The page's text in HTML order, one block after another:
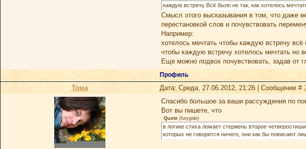
каждую встречу Всё было не так, как хотелось
Смысл этого высказывания в том, что даже
перестановкой слов и почувствовать
Например:
хотелось мечтать чтобы каждую встречу всё
чтобы каждую встречу хотелось мечтать но
Еще можно подвох почувствовать, задав от
Профиль
Тома Дата: Среда, 27.06.2012, 21:26 | Сообщение #
Спасибо большое за ваши рассуждения по
Вот вы пишете, что
Quote (furygide)
в логике стиха ломает стержень второе
которых не говорится ничего, они как бы повисают